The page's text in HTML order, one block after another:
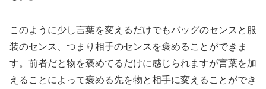
このように少し言葉を変えるだけでもバッグのセンスと服
装のセンス、つまり相手のセンスを褒めることができま
す。前者だと物を褒めてるだけに感じられますが言葉を加
えることによって褒める先を物と相手に変えることができ